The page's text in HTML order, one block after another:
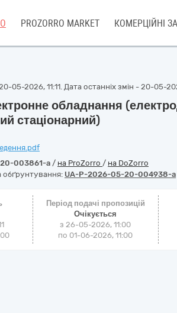
PROZORRO MARKET КОМЕРЦІЙНІ
05-2026, 11:11. Дата останніх змін - 20-05-
обладнання
стаціонарний)
003861-a / на ProZorro / на DoZorro
обґрунтування: UA-P-2026-05-20-004938-a
Період подачі пропозицій
Очікується
з 26-05-2026, 11:00
по 01-06-2026, 11:00